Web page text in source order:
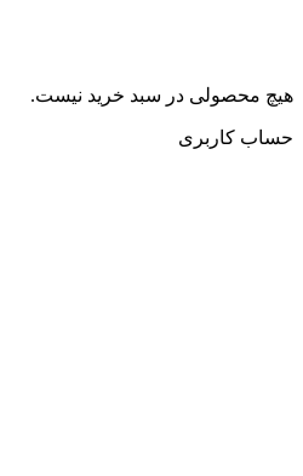
هیچ محصولی در سبد خرید نیست.
حساب کاربری